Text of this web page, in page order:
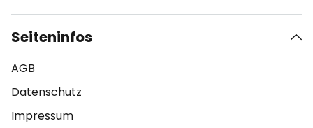
Seiteninfos
AGB
Datenschutz
Impressum